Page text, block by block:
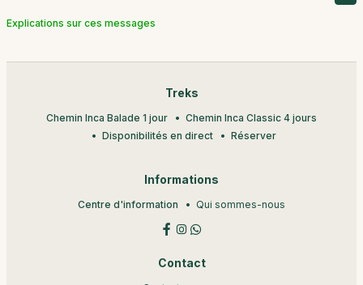
Explications sur ces messages
Treks
Chemin Inca Balade 1 jour
Chemin Inca Classic 4 jours
Disponibilités en direct
Réserver
Informations
Centre d'information Qui sommes-nous
Contact